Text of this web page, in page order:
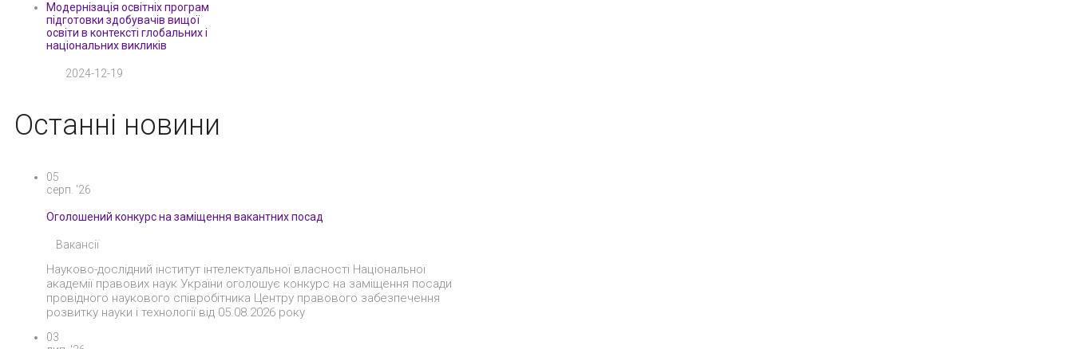
Модернізація освітніх програм
підготовки здобувачів вищої
освіти в контексті глобальних і
національних викликів
2024-12-19
Останні новини
05
серп. '26
Оголошений конкурс на заміщення вакантних посад
Вакансії
Науково-дослідний інститут інтелектуальної власності Національної
академії правових наук України оголошує конкурс на заміщення посади
провідного наукового співробітника Центру правового забезпечення
розвитку науки і технології від 05.08.2026 року
03